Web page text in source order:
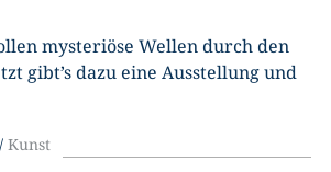
mysteriöse Wellen durch den
gibt’s dazu eine Ausstellung und
Kunst